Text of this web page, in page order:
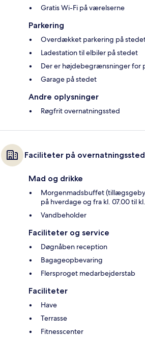
Gratis Wi-Fi på værelserne
Parkering
Overdækket parkering på stedet
Ladestation til elbiler på stedet
Der er højdebegrænsninger for
Garage på stedet
Andre oplysninger
Røgfrit overnatningssted
Faciliteter på
Mad og drikke
Morgenmadsbuffet
på hverdage og fra kl. 07.00 til
Vandbeholder
Faciliteter og service
Døgnåben reception
Bagageopbevaring
Flersproget medarbejderstab
Faciliteter
Have
Terrasse
Fitnesscenter